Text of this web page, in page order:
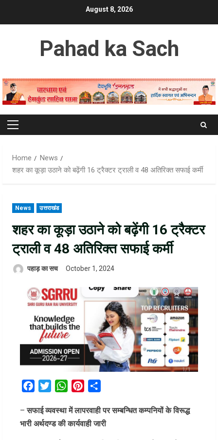
August 8, 2026
Pahad ka Sach
Primary
Home
News
शहर का कूड़ा उठाने को बढ़ेंगी 16 ट्रैक्टर ट्राली व 48 अतिरिक्त सफाई कर्मी
News उत्तराखंड
शहर का कूड़ा उठाने को बढ़ेंगी 16 ट्रैक्टर
ट्राली व 48 अतिरिक्त सफाई कर्मी
पहाड़ का सच October 1, 2024
FacebookTwitterWhatsAppPinterest
–सफाई व्यवस्था में लापरवाही पर सम्बन्धित कम्पनियों के विरूद्ध
भारी अर्थदण्ड की कार्यवाही जारी